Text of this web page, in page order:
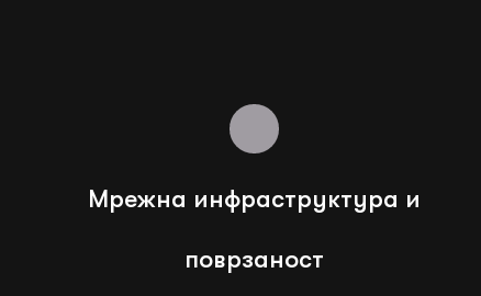
Мрежна инфраструктура и
поврзаност